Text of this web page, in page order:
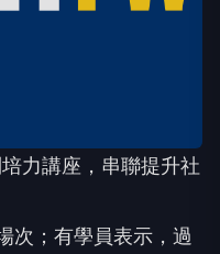
力講座，串聯提升社
次；有學員表示，過